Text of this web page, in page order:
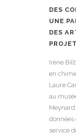
DES
UNE
DES
Irène
en
Laure
au
données
service